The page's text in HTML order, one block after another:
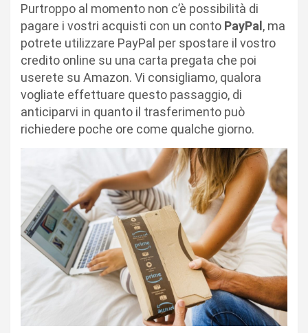
Purtroppo al momento non c’è possibilità di
pagare i vostri acquisti con un conto PayPal , ma
potrete utilizzare PayPal per spostare il vostro
credito online su una carta pregata che poi
userete su Amazon. Vi consigliamo, qualora
vogliate effettuare questo passaggio, di
anticiparvi in quanto il trasferimento può
richiedere poche ore come qualche giorno.